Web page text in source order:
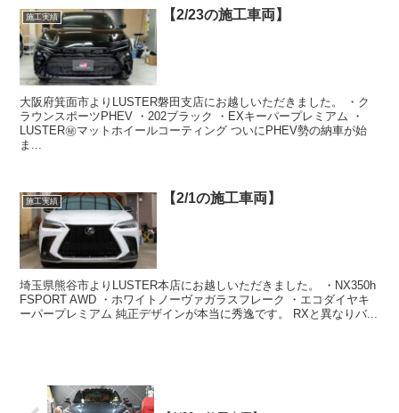
施工実績 【2/23の施工車両】
大阪府箕面市よりLUSTER磐田支店にお越しいただきました。 ・ク
ラウンスポーツPHEV ・202ブラック ・EXキーパープレミアム ・
LUSTER㊙️マットホイールコーティング ついにPHEV勢の納車が始
ま...
施工実績 【2/1の施工車両】
埼玉県熊谷市よりLUSTER本店にお越しいただきました。 ・NX350h
FSPORT AWD ・ホワイトノーヴァガラスフレーク ・エコダイヤキ
ーパープレミアム 純正デザインが本当に秀逸です。 RXと異なりバ...